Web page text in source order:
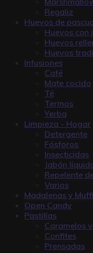
Regaliz
Huevos de
Huevos con
Huevos
Huevos
Infusiones
Café
Mate cocido
Té
Termos
Yerba
Limpieza - Hogar
Detergente
Fósforos
Insecticidas
Jabón
Repelente
Varios
Madalenas y
Open Candy
Pastillas
Caramelos
Confites
Prensadas